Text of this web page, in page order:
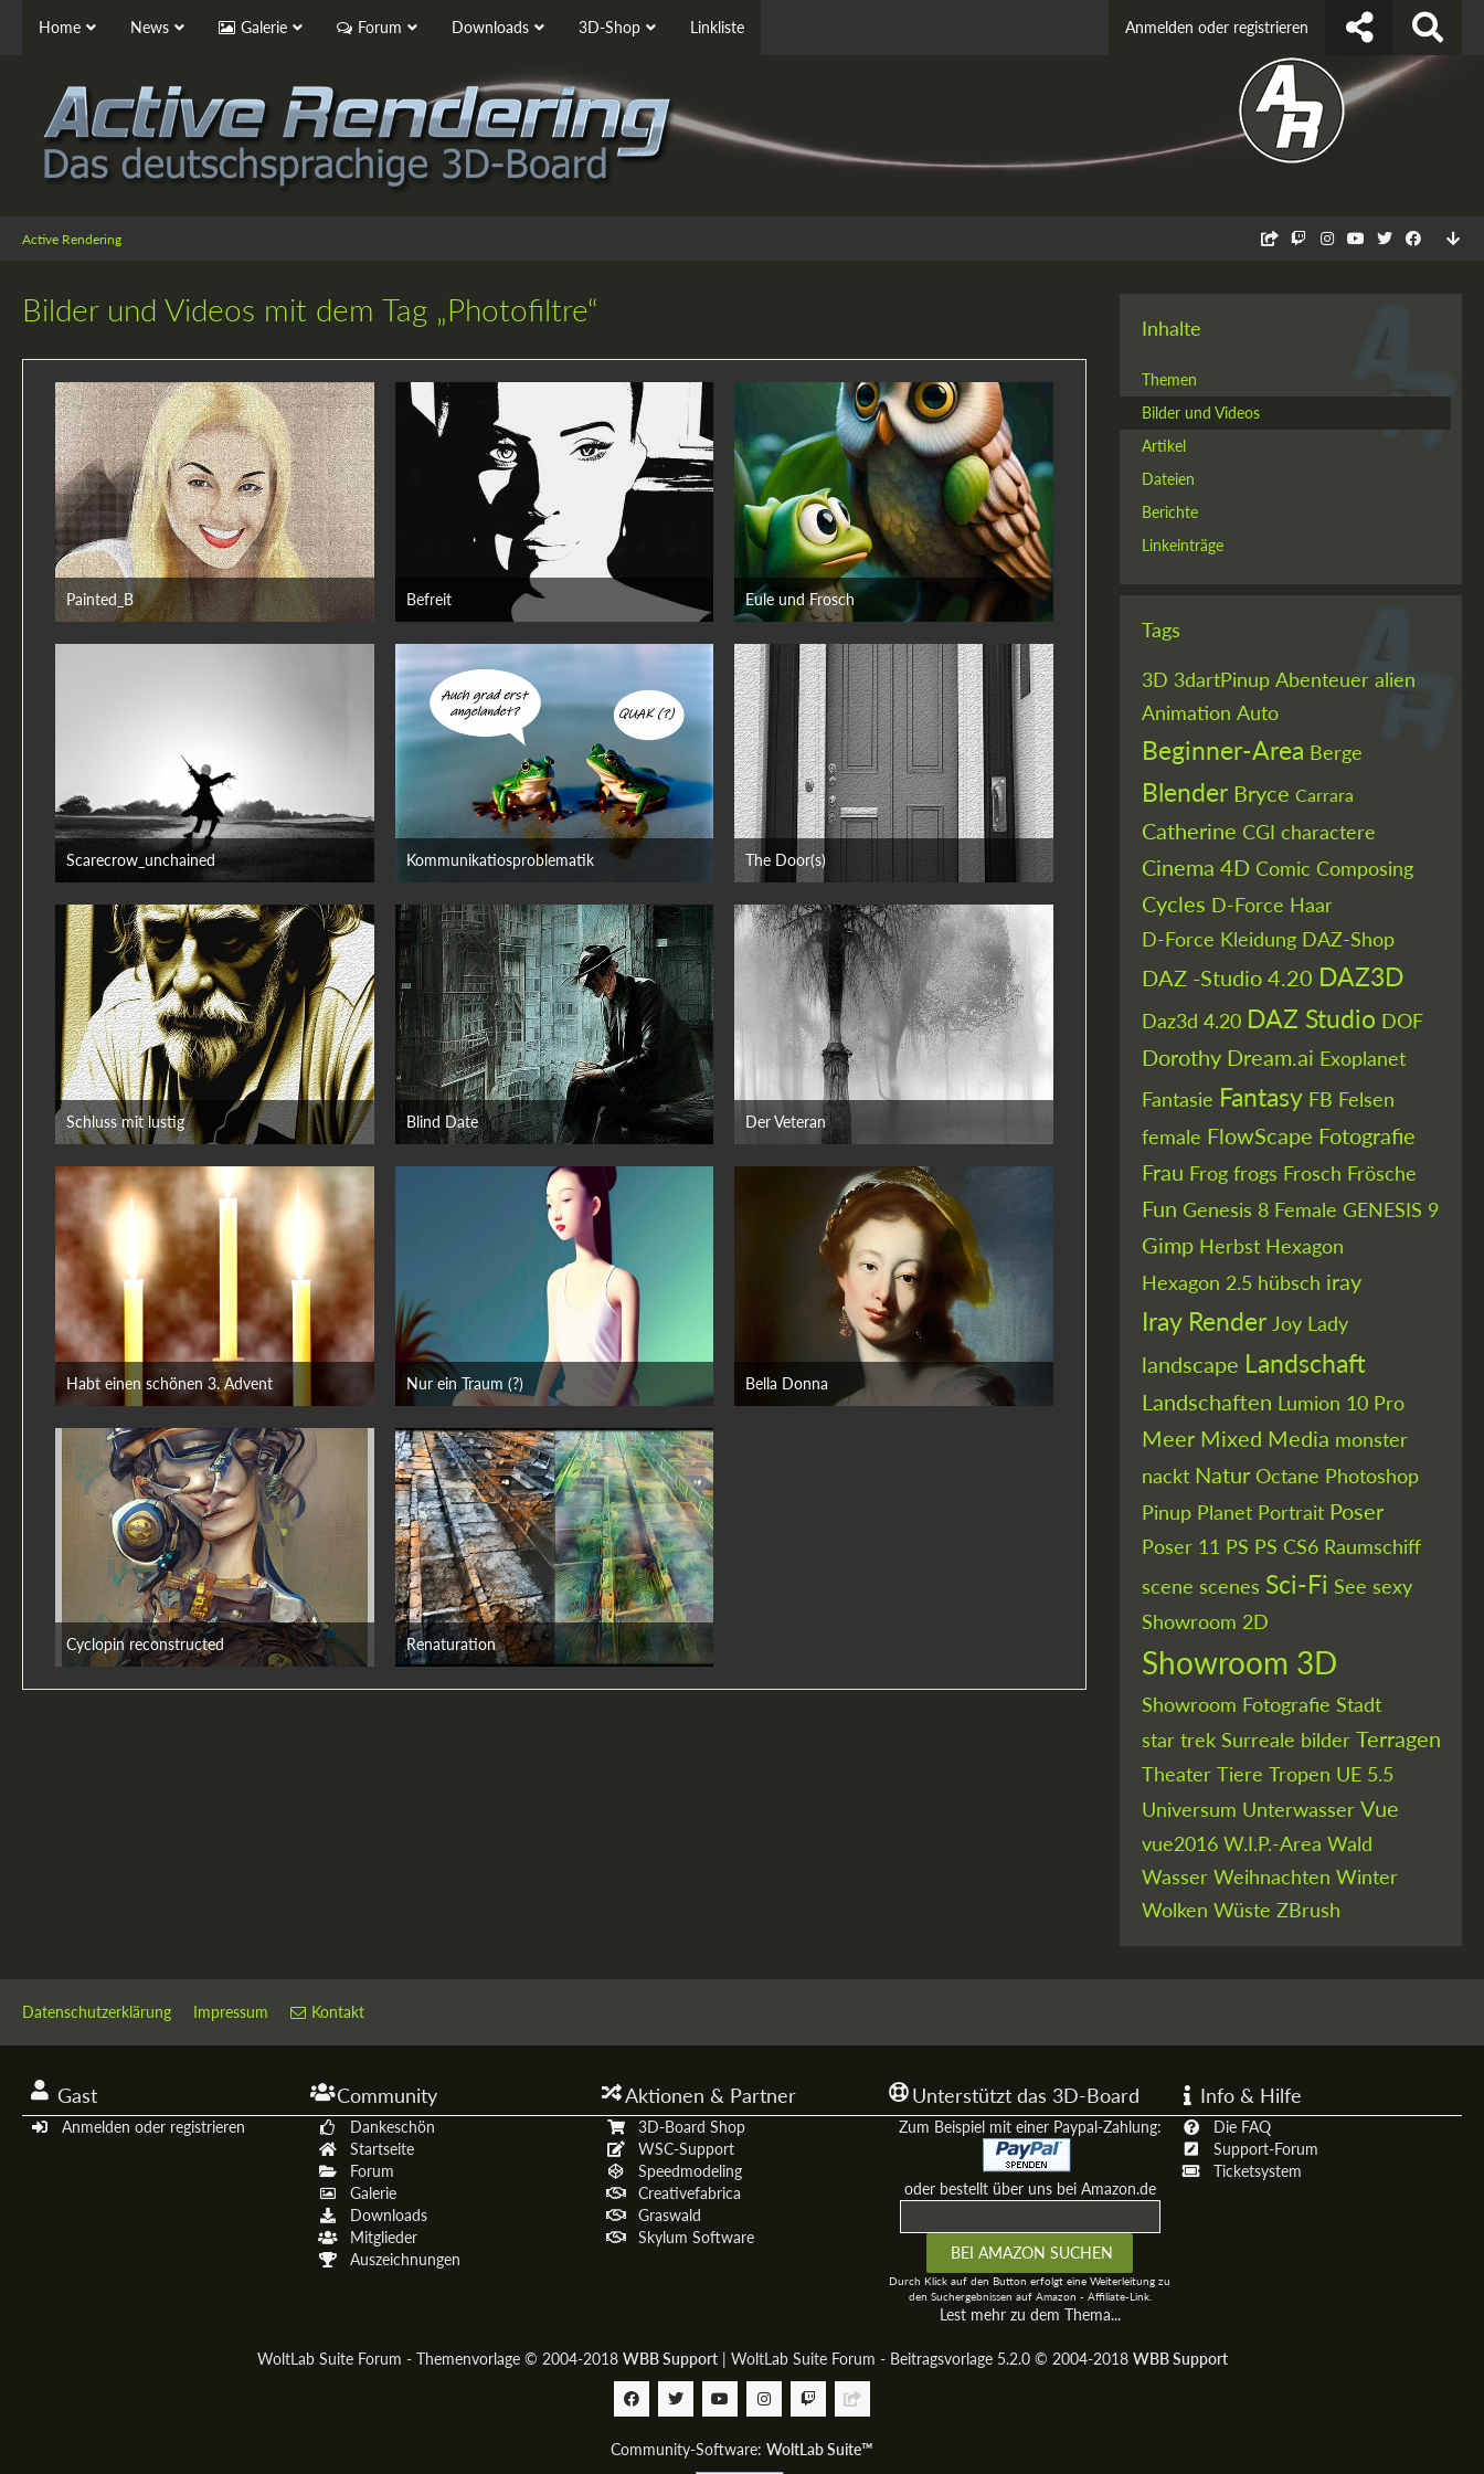
Home News Galerie Forum Downloads 3D-Shop Linkliste Anmelden oder registrieren
Active Rendering
Bilder und Videos mit dem Tag „Photofiltre“
Painted_B
4. August 2024
Befreit
7. Oktober 2023
Eule und Frosch
7. September 2023
Scarecrow_unchained
7. März 2023
Kommunikatiosproblematik The Door(s)
21. Februar 2023
Schluss mit lustig
13. Februar 2023
Blind Date
10. Februar 2023
Der Veteran
17. Januar 2023
Habt einen schönen 3. Advent
10. Dezember 2022
Nur ein Traum (?)
25. November 2022
Bella Donna
9. November 2022
Cyclopin reconstructed
24. September 2022
Renaturation
2. Juni 2021
Inhalte
Themen
Bilder und Videos
Artikel
Dateien
Berichte
Linkeinträge
Tags
3D 3dartPinup Abenteuer alien
Animation Auto
Beginner-Area Berge
Blender Bryce Carrara
Catherine CGI charactere
Cinema 4D Comic Composing
Cycles D-Force Haar
D-Force Kleidung DAZ-Shop
DAZ -Studio 4.20 DAZ3D
Daz3d 4.20 DAZ Studio DOF
Dorothy Dream.ai Exoplanet
Fantasie Fantasy FB Felsen
female FlowScape Fotografie
Frau Frog frogs Frosch Frösche
Fun Genesis 8 Female GENESIS 9
Gimp Herbst Hexagon
Hexagon 2.5 hübsch iray
Iray Render Joy Lady
landscape Landschaft
Landschaften Lumion 10 Pro
Meer Mixed Media monster
nackt Natur Octane Photoshop
Pinup Planet Portrait Poser
Poser 11 PS PS CS6 Raumschiff
scene scenes Sci-Fi See sexy
Showroom 2D
Showroom 3D
Showroom Fotografie Stadt
star trek Surreale bilder Terragen
Theater Tiere Tropen UE 5.5
Universum Unterwasser Vue
vue2016 W.I.P.-Area Wald
Wasser Weihnachten Winter
Wolken Wüste ZBrush
Datenschutzerklärung Impressum Kontakt
Gast
Anmelden oder registrieren
Community
Dankeschön
Startseite
Forum
Galerie
Downloads
Mitglieder
Auszeichnungen
Aktionen & Partner
3D-Board Shop
WSC-Support
Speedmodeling
Creativefabrica
Graswald
Skylum Software
Unterstützt das 3D-Board
Zum Beispiel mit einer Paypal-Zahlung:
oder bestellt über uns bei Amazon.de
Durch Klick auf den Button erfolgt eine Weiterleitung zu
den Suchergebnissen auf Amazon - Affiliate-Link.
Lest mehr zu dem Thema...
Info & Hilfe
Die FAQ
Support-Forum
Ticketsystem
WoltLab Suite Forum - Themenvorlage © 2004-2018 WBB Support| WoltLab Suite Forum - Beitragsvorlage 5.2.0 © 2004-2018 WBB Support
Community-Software: WoltLab Suite™